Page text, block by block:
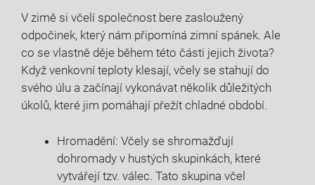
V zimě si včelí společnost bere zasloužený
odpočinek, který nám připomíná zimní spánek. Ale
co se vlastně děje během této části jejich života?
Když venkovní teploty klesají, včely se stahují do
svého úlu a začínají vykonávat několik důležitých
úkolů, které jim pomáhají přežít chladné období.
Hromadění: Včely se shromažďují
dohromady v hustých skupinkách, které
vytvářejí tzv. válec. Tato skupina včel